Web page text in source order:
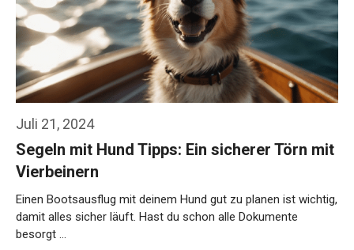
Juli 21, 2024
Segeln mit Hund Tipps: Ein sicherer Törn mit
Vierbeinern
Einen Bootsausflug mit deinem Hund gut zu planen ist wichtig,
damit alles sicher läuft. Hast du schon alle Dokumente
besorgt …